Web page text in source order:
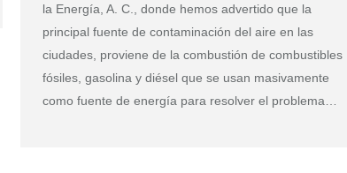
la Energía, A. C., donde hemos advertido que la
principal fuente de contaminación del aire en las
ciudades, proviene de la combustión de combustibles
fósiles, gasolina y diésel que se usan masivamente
como fuente de energía para resolver el problema…